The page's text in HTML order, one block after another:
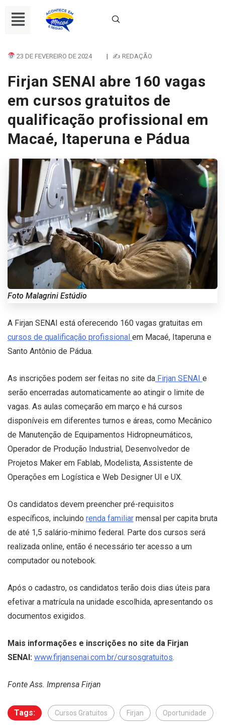
23 DE FEVEREIRO DE 2024 | ✍ REDAÇÃO
Firjan SENAI abre 160 vagas
em cursos gratuitos de
qualificação profissional em
Macaé, Itaperuna e Pádua
Foto Malagrini Estúdio
A Firjan SENAI está oferecendo 160 vagas gratuitas em
cursos de qualificação profissional em Macaé, Itaperuna e
Santo Antônio de Pádua.
As inscrições podem ser feitas no site da Firjan SENAI e
serão encerradas automaticamente ao atingir o limite de
vagas. As aulas começarão em março e há cursos
disponíveis em diferentes turnos e áreas, como Mecânico
de Manutenção de Equipamentos Hidropneumáticos,
Operador de Produção Industrial, Desenvolvedor de
Projetos Maker em Fablab, Modelista, Assistente de
Operações em Logística e Web Designer UI e UX.
Os candidatos devem preencher pré-requisitos
específicos, incluindo renda familiar mensal per capita bruta
de até 1,5 salário-mínimo federal. Parte dos cursos será
realizada online, então é necessário ter acesso a um
computador ou notebook.
Após o cadastro, os candidatos terão dois dias úteis para
efetivar a matrícula na unidade escolhida, apresentando os
documentos exigidos.
Mais informações e inscrições no site da Firjan
SENAI: www.firjansenai.com.br/cursosgratuitos.
Fonte Ass. Imprensa Firjan
Tags: Cursos Gratuitos Firjan Oportunidade